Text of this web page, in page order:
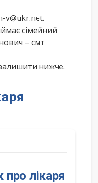
v@ukr.net.
сімейний
– смт
нижче.
про лікаря